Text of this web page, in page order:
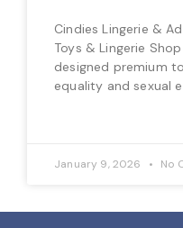
Cindies Lingerie &
Toys & Lingerie
designed premium
equality and sexual
January 9, 2026 No